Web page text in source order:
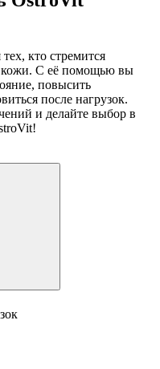
кто стремится
кожи. С её помощью вы
повысить
после нагрузок.
и делайте выбор в